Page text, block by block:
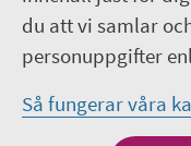
du att vi samlar
personuppgifter
Så fungerar våra
Pressrum
Facebook
Jobba hos oss –